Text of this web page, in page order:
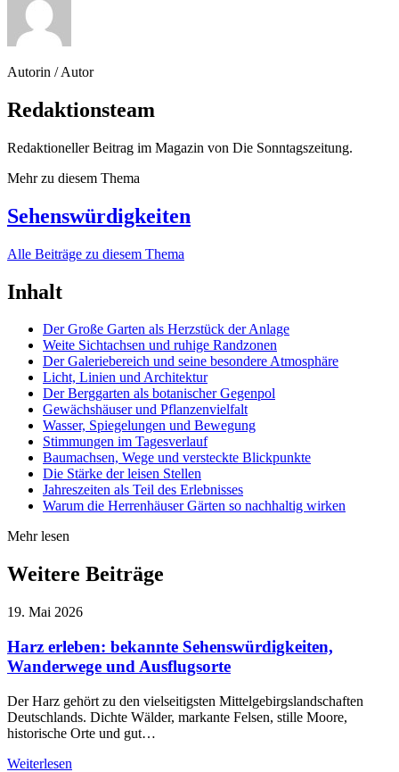
Autorin / Autor
Redaktionsteam
Redaktioneller Beitrag im Magazin von Die Sonntagszeitung.
Mehr zu diesem Thema
Sehenswürdigkeiten
Alle Beiträge zu diesem Thema
Inhalt
Der Große Garten als Herzstück der Anlage
Weite Sichtachsen und ruhige Randzonen
Der Galeriebereich und seine besondere Atmosphäre
Licht, Linien und Architektur
Der Berggarten als botanischer Gegenpol
Gewächshäuser und Pflanzenvielfalt
Wasser, Spiegelungen und Bewegung
Stimmungen im Tagesverlauf
Baumachsen, Wege und versteckte Blickpunkte
Die Stärke der leisen Stellen
Jahreszeiten als Teil des Erlebnisses
Warum die Herrenhäuser Gärten so nachhaltig wirken
Mehr lesen
Weitere Beiträge
19. Mai 2026
Harz erleben: bekannte Sehenswürdigkeiten,
Wanderwege und Ausflugsorte
Der Harz gehört zu den vielseitigsten Mittelgebirgslandschaften
Deutschlands. Dichte Wälder, markante Felsen, stille Moore,
historische Orte und gut…
Weiterlesen